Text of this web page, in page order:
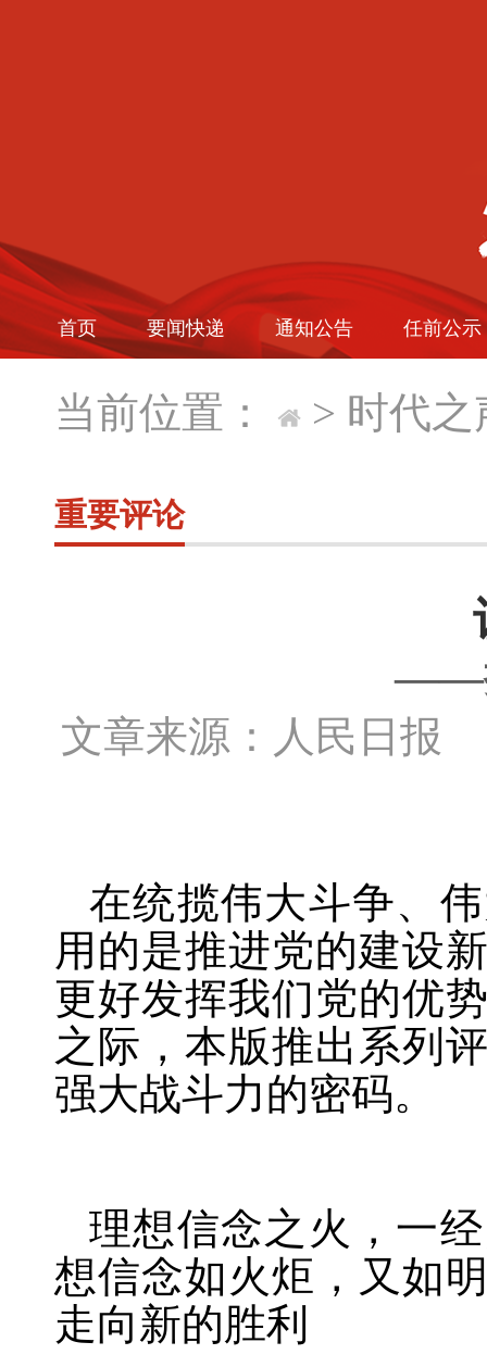
首页 要闻快递 通知公告 任前公示
当前位置： > 时代之
重要评论
——
文章来源：人民日
在统揽伟大斗争、
用的是推进党的建设
更好发挥我们党的优
之际，本版推出系列
强大战斗力的密码。
理想信念之火，一
想信念如火炬，又如
走向新的胜利